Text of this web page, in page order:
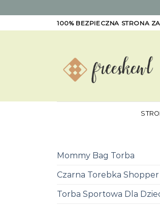
to
100% BEZPIECZNA STRONA
Mommy Bag Torba
Czarna Torebka Shopper
Torba Sportowa Dla